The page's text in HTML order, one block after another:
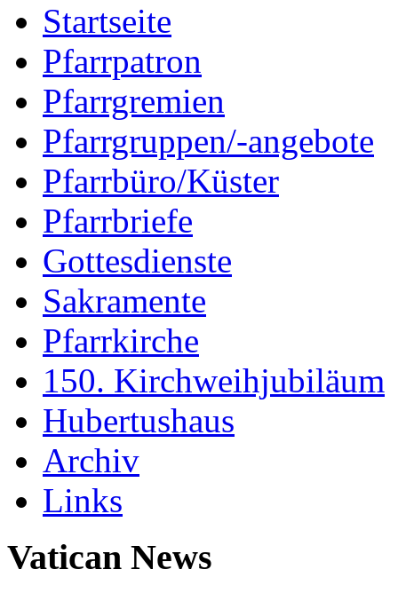
Startseite
Pfarrpatron
Pfarrgremien
Pfarrgruppen/-angebote
Pfarrbüro/Küster
Pfarrbriefe
Gottesdienste
Sakramente
Pfarrkirche
150. Kirchweihjubiläum
Hubertushaus
Archiv
Links
Vatican News